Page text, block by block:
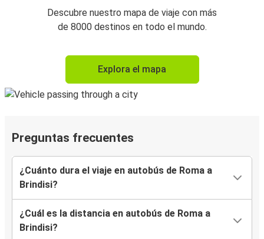
Descubre nuestro mapa de viaje con más
de 8000 destinos en todo el mundo.
Explora el mapa
Preguntas frecuentes
¿Cuánto dura el viaje en autobús de Roma a
Brindisi?
¿Cuál es la distancia en autobús de Roma a
Brindisi?